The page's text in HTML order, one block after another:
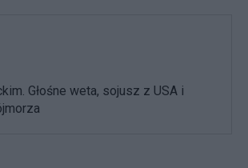
Głośne weta, sojusz z USA i